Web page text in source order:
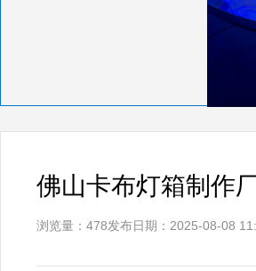
佛山卡布灯箱制作
浏览量：478发布日期：2025-08-08